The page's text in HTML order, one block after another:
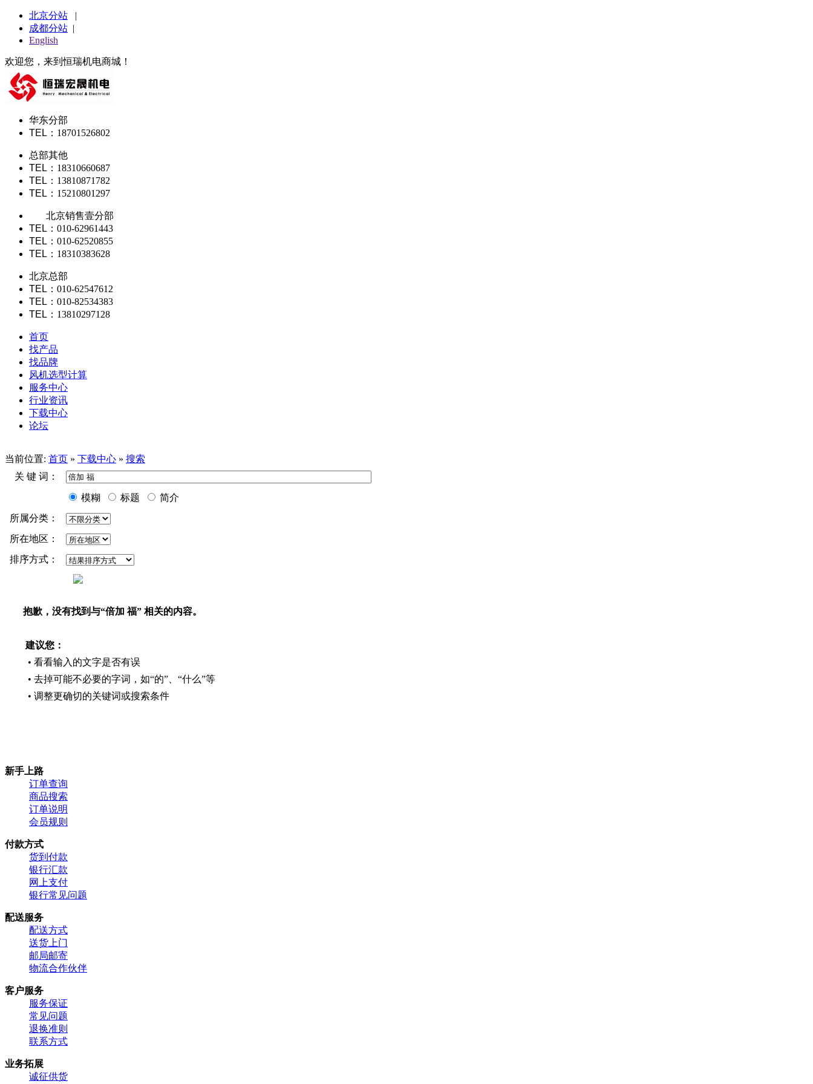
北京分站 |
成都分站 |
English
欢迎您，来到恒瑞机电商城！
华东分部
TEL ：18701526802
总部其他
TEL ：18310660687
TEL ：13810871782
TEL ：15210801297
北京销售壹分部
TEL ：010-62961443
TEL ：010-62520855
TEL ：18310383628
北京总部
TEL ：010-62547612
TEL ：010-82534383
TEL ：13810297128
首页
找产品
找品牌
风机选型计算
服务中心
行业资讯
下载中心
论坛
当前位置: 首页 » 下载中心 » 搜索
关 键 词：
模糊 标题
简介
所属分类：
所在地区：
排序方式：
抱歉，没有找到与“倍加 福” 相关的内容。
建议您：
• 看看输入的文字是否有误
• 去掉可能不必要的字词，如“的”、“什么”等
• 调整更确切的关键词或搜索条件
新手上路
订单查询
商品搜索
订单说明
会员规则
付款方式
货到付款
银行汇款
网上支付
银行常见问题
配送服务
配送方式
送货上门
邮局邮寄
物流合作伙伴
客户服务
服务保证
常见问题
退换准则
联系方式
业务拓展
诚征供货